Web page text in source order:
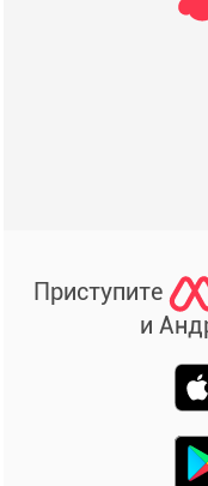
Приступите
и